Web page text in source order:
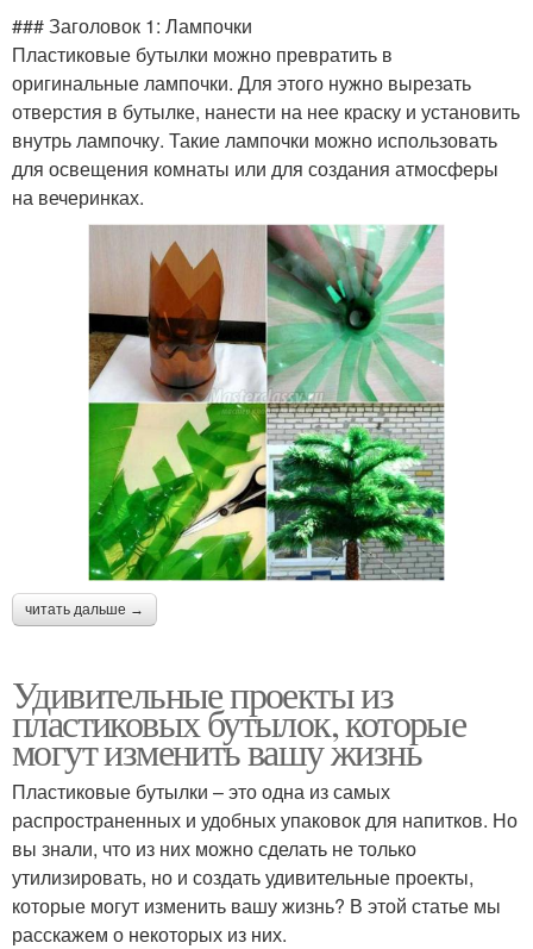
### Заголовок 1: Лампочки
Пластиковые бутылки можно превратить в
оригинальные лампочки. Для этого нужно вырезать
отверстия в бутылке, нанести на нее краску и установить
внутрь лампочку. Такие лампочки можно использовать
для освещения комнаты или для создания атмосферы
на вечеринках.
читать дальше →
Удивительные проекты из
пластиковых бутылок, которые
могут изменить вашу жизнь
Пластиковые бутылки – это одна из самых
распространенных и удобных упаковок для напитков. Но
вы знали, что из них можно сделать не только
утилизировать, но и создать удивительные проекты,
которые могут изменить вашу жизнь? В этой статье мы
расскажем о некоторых из них.